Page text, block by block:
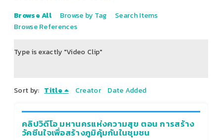
Browse All Browse by Tag
Search Items
Browse References
Type is exactly "Video Clip"
of 5
Sort by: Title Creator Date Added
คลิปวิดีโอ มหานครแห่งความสุข ตอน การสร้าง
วัคซีนใจเพื่อสร้างภูมิคุ้มกันในชุมชน